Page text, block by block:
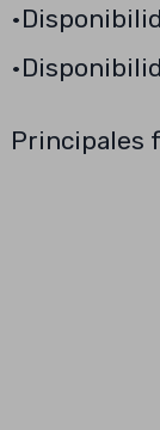
Principales